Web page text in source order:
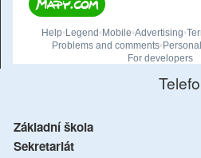
Základní škola
Sekretariát